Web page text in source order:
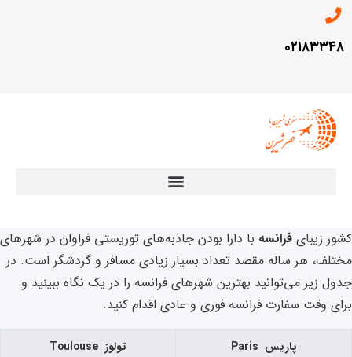
۰۲۱۸۳۳۴۸
کشور زیبای فرانسه با دارا بودن جاذبه‌های توریستی فراوان در شهر‌های
مختلف، هر ساله مقصد تعداد بسیار زیادی مسافر و گردشگر است. در
جدول زیر می‌توانید بهترین شهرهای فرانسه را در یک نگاه ببینید و
برای وقت سفارت فرانسه فوری و عادی اقدام کنید.
پاریس Paris تولوز Toulouse